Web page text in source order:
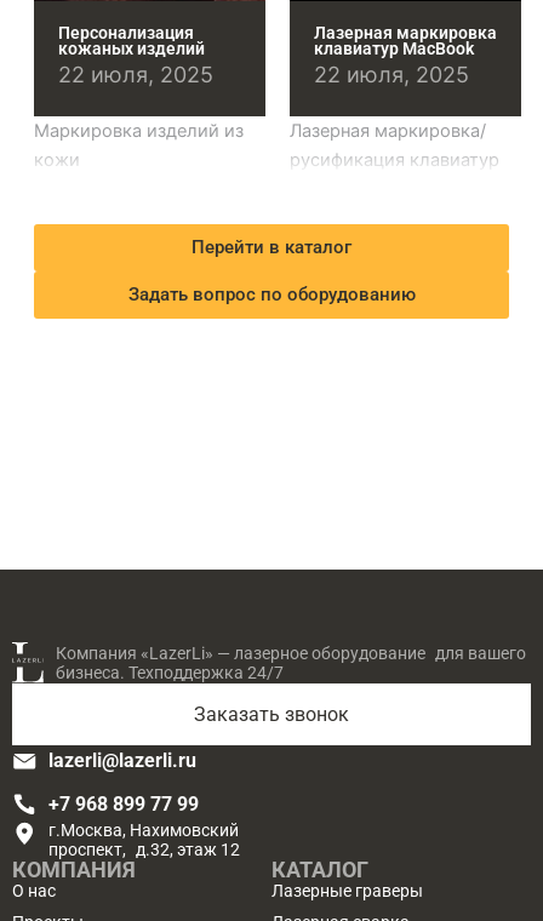
Персонализация
кожаных изделий
22 июля, 2025
Маркировка изделий из
кожи
Лазерная маркировка
клавиатур MacBook
22 июля, 2025
Лазерная маркировка/
русификация клавиатур
Перейти в каталог
Задать вопрос по оборудованию
Компания «LazerLi» — лазерное оборудование для вашего
бизнеса. Техподдержка 24/7
Заказать звонок
lazerli@lazerli.ru
+7 968 899 77 99
г.Москва, Нахимовский
проспект, д.32, этаж 12
КОМПАНИЯ КАТАЛОГ
О нас
Лазерные граверы